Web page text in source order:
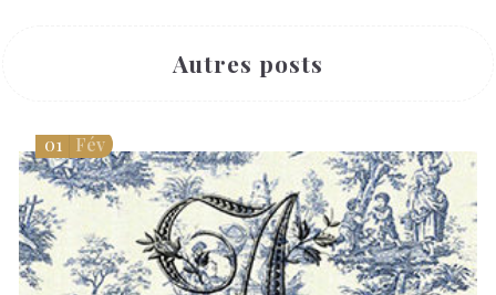
Autres posts
01 Fév